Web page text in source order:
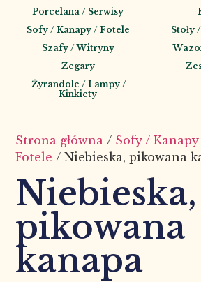
Porcelana / Serwisy
Sofy / Kanapy / Fotele
Stoły
Szafy / Witryny
Zegary
Żyrandole / Lampy /
Kinkiety
Strona główna / Sofy /
Fotele / Niebieska, pikowana
Niebieska,
pikowana
kanapa